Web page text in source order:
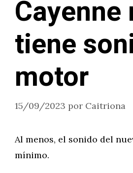
Cayenne
tiene
motor
15/09/2023 por Caitriona
Al menos, el sonido del
mínimo.